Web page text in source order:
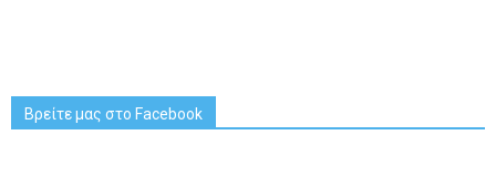
Βρείτε μας στο Facebook